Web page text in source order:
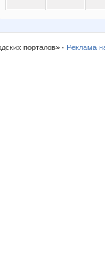
порталов» · Реклама